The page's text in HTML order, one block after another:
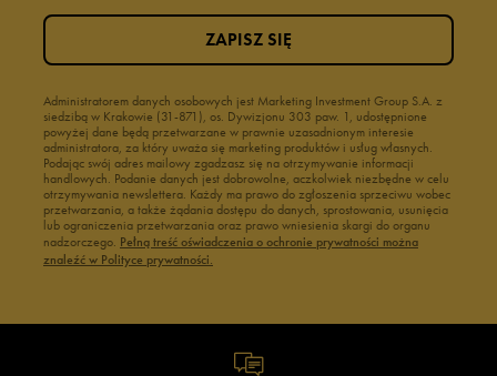
Administratorem danych osobowych jest Marketing Investment Group S.A. z
siedzibą w Krakowie (31-871), os. Dywizjonu 303 paw. 1, udostępnione
powyżej dane będą przetwarzane w prawnie uzasadnionym interesie
administratora, za który uważa się marketing produktów i usług własnych.
Podając swój adres mailowy zgadzasz się na otrzymywanie informacji
handlowych. Podanie danych jest dobrowolne, aczkolwiek niezbędne w celu
otrzymywania newslettera. Każdy ma prawo do zgłoszenia sprzeciwu wobec
przetwarzania, a także żądania dostępu do danych, sprostowania, usunięcia
lub ograniczenia przetwarzania oraz prawo wniesienia skargi do organu
nadzorczego. Pełną treść oświadczenia o ochronie prywatności można
znaleźć w Polityce prywatności.
ZAPISZ SIĘ